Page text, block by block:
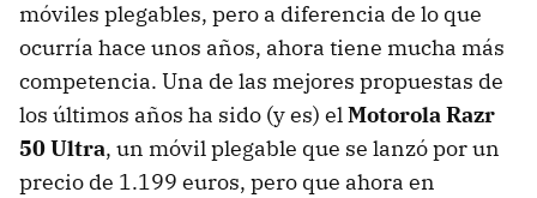
móviles plegables, pero a diferencia de lo que
ocurría hace unos años, ahora tiene mucha más
competencia. Una de las mejores propuestas de
los últimos años ha sido (y es) elMotorola Razr
50 Ultra, un móvil plegable que se lanzó por un
precio de 1.199 euros, pero que ahora en